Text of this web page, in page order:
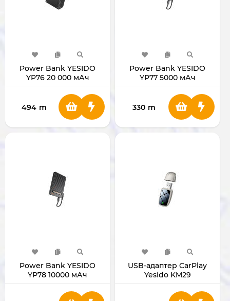
Power Bank YESIDO
YP76 20 000 мАч
494 m
Power Bank YESIDO
YP77 5000 мАч
330 m
Power Bank YESIDO
YP78 10000 мАч
USB-адаптер CarPlay
Yesido KM29